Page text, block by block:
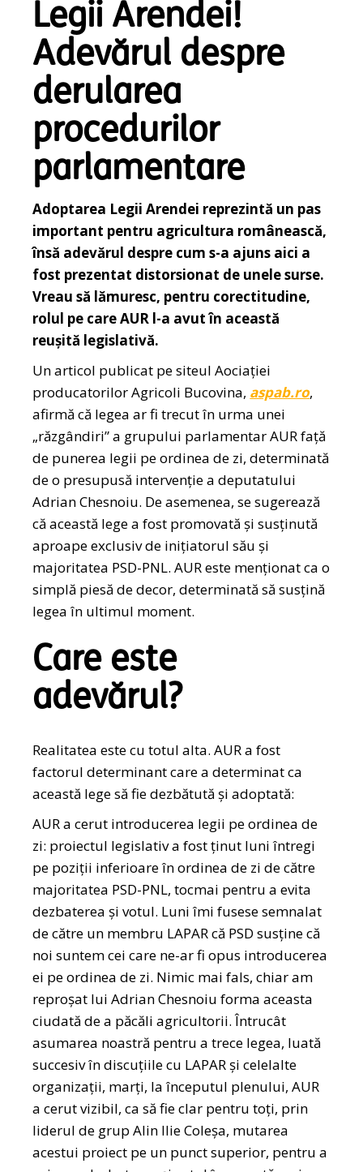
Legii Arendei!
Adevărul despre
derularea
procedurilor
parlamentare
Adoptarea Legii Arendei reprezintă un pas
important pentru agricultura românească,
însă adevărul despre cum s-a ajuns aici a
fost prezentat distorsionat de unele surse.
Vreau să lămuresc, pentru corectitudine,
rolul pe care AUR l-a avut în această
reușită legislativă.
Un articol publicat pe siteul Aociației
producatorilor Agricoli Bucovina, aspab.ro,
afirmă că legea ar fi trecut în urma unei
„răzgândiri” a grupului parlamentar AUR față
de punerea legii pe ordinea de zi, determinată
de o presupusă intervenție a deputatului
Adrian Chesnoiu. De asemenea, se sugerează
că această lege a fost promovată și susținută
aproape exclusiv de inițiatorul său și
majoritatea PSD-PNL. AUR este menționat ca o
simplă piesă de decor, determinată să susțină
legea în ultimul moment.
Care este
adevărul?
Realitatea este cu totul alta. AUR a fost
factorul determinant care a determinat ca
această lege să fie dezbătută și adoptată:
AUR a cerut introducerea legii pe ordinea de
zi: proiectul legislativ a fost ținut luni întregi
pe poziții inferioare în ordinea de zi de către
majoritatea PSD-PNL, tocmai pentru a evita
dezbaterea și votul. Luni îmi fusese semnalat
de către un membru LAPAR că PSD susține că
noi suntem cei care ne-ar fi opus introducerea
ei pe ordinea de zi. Nimic mai fals, chiar am
reproșat lui Adrian Chesnoiu forma aceasta
ciudată de a păcăli agricultorii. Întrucât
asumarea noastră pentru a trece legea, luată
succesiv în discuțiile cu LAPAR și celelalte
organizații, marți, la începutul plenului, AUR
a cerut vizibil, ca să fie clar pentru toți, prin
liderul de grup Alin Ilie Coleșa, mutarea
acestui proiect pe un punct superior, pentru a